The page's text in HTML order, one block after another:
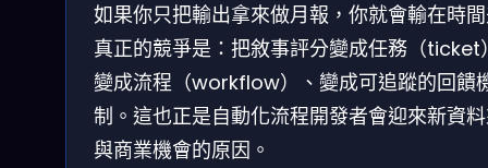
如果你只把輸出拿來做月報，你就會輸在時
真正的競爭是：把敘事評分變成任務（ticket
變成流程（workflow）、變成可追蹤的回饋
制。這也正是自動化流程開發者會迎來新資
與商業機會的原因。